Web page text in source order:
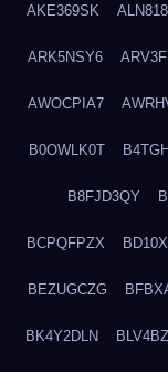
AKE369SK
ARK5NSY6
AWOCPIA7
B0OWLK0T
B8FJD3QY
BCPQFPZX
BEZUGCZG
BK4Y2DLN